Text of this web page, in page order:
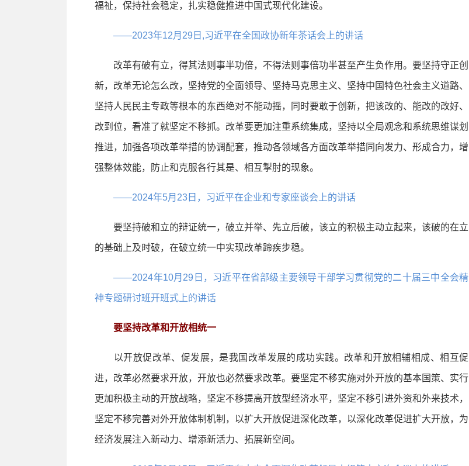
福祉，保持社会稳定，扎实稳健推进中国式现代化建设。
——2023年12月29日,习近平在全国政协新年茶话会上的讲话
改革有破有立，得其法则事半功倍，不得法则事倍功半甚至产生负作用。要坚持守正创
新，改革无论怎么改，坚持党的全面领导、坚持马克思主义、坚持中国特色社会主义道路、
坚持人民民主专政等根本的东西绝对不能动摇，同时要敢于创新，把该改的、能改的改好、
改到位，看准了就坚定不移抓。改革要更加注重系统集成，坚持以全局观念和系统思维谋划
推进，加强各项改革举措的协调配套，推动各领域各方面改革举措同向发力、形成合力，增
强整体效能，防止和克服各行其是、相互掣肘的现象。
——2024年5月23日，习近平在企业和专家座谈会上的讲话
要坚持破和立的辩证统一，破立并举、先立后破，该立的积极主动立起来，该破的在立
的基础上及时破，在破立统一中实现改革蹄疾步稳。
——2024年10月29日，习近平在省部级主要领导干部学习贯彻党的二十届三中全会精
神专题研讨班开班式上的讲话
要坚持改革和开放相统一
以开放促改革、促发展，是我国改革发展的成功实践。改革和开放相辅相成、相互促
进，改革必然要求开放，开放也必然要求改革。要坚定不移实施对外开放的基本国策、实行
更加积极主动的开放战略，坚定不移提高开放型经济水平，坚定不移引进外资和外来技术，
坚定不移完善对外开放体制机制，以扩大开放促进深化改革，以深化改革促进扩大开放，为
经济发展注入新动力、增添新活力、拓展新空间。